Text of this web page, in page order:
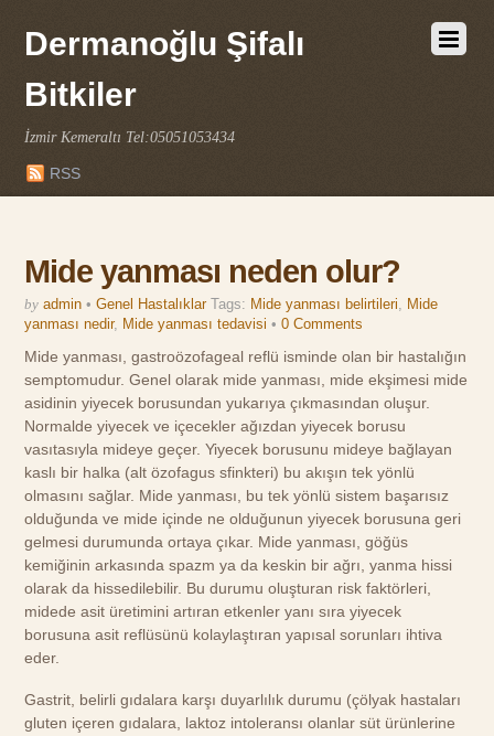
Dermanoğlu Şifalı
Bitkiler
İzmir Kemeraltı Tel:05051053434
RSS
Mide yanması neden olur?
by admin • Genel Hastalıklar Tags: Mide yanması belirtileri, Mide
yanması nedir, Mide yanması tedavisi •0 Comments
Mide yanması, gastroözofageal reflü isminde olan bir hastalığın
semptomudur. Genel olarak mide yanması, mide ekşimesi mide
asidinin yiyecek borusundan yukarıya çıkmasından oluşur.
Normalde yiyecek ve içecekler ağızdan yiyecek borusu
vasıtasıyla mideye geçer. Yiyecek borusunu mideye bağlayan
kaslı bir halka (alt özofagus sfinkteri) bu akışın tek yönlü
olmasını sağlar. Mide yanması, bu tek yönlü sistem başarısız
olduğunda ve mide içinde ne olduğunun yiyecek borusuna geri
gelmesi durumunda ortaya çıkar. Mide yanması, göğüs
kemiğinin arkasında spazm ya da keskin bir ağrı, yanma hissi
olarak da hissedilebilir. Bu durumu oluşturan risk faktörleri,
midede asit üretimini artıran etkenler yanı sıra yiyecek
borusuna asit reflüsünü kolaylaştıran yapısal sorunları ihtiva
eder.
Gastrit, belirli gıdalara karşı duyarlılık durumu (çölyak hastaları
gluten içeren gıdalara, laktoz intoleransı olanlar süt ürünlerine